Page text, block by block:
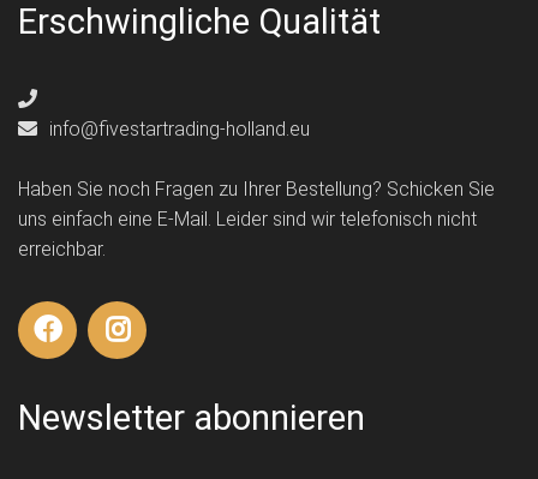
Erschwingliche Qualität
info@fivestartrading-holland.eu
Haben Sie noch Fragen zu Ihrer Bestellung? Schicken Sie
uns einfach eine E-Mail. Leider sind wir telefonisch nicht
erreichbar.
Newsletter abonnieren